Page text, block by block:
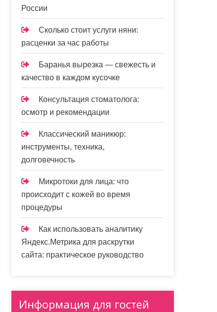
России
Сколько стоит услуги няни:
расценки за час работы
Баранья вырезка — свежесть и
качество в каждом кусочке
Консультация стоматолога:
осмотр и рекомендации
Классический маникюр:
инструменты, техника,
долговечность
Микротоки для лица: что
происходит с кожей во время
процедуры
Как использовать аналитику
Яндекс.Метрика для раскрутки
сайта: практическое руководство
Информация для гостей